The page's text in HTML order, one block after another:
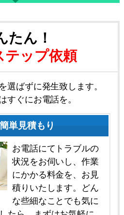
たん！
テップ依頼
選ばずに発生致します。
すぐにお電話を。
単見積もり
お電話にてトラブルの
状況をお伺いし、作業
にかかる料金を、お見
積りいたします。どん
な些細なことでも気に